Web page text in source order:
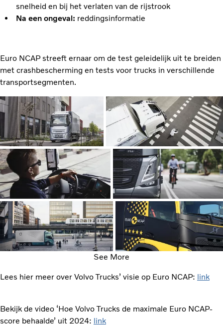
snelheid en bij het verlaten van de rijstrook
Na een ongeval: reddingsinformatie
Euro NCAP streeft ernaar om de test geleidelijk uit te breiden
met crashbescherming en tests voor trucks in verschillende
transportsegmenten.
See More
Lees hier meer over Volvo Trucks’ visie op Euro NCAP: link
Bekijk de video ‘Hoe Volvo Trucks de maximale Euro NCAP-
score behaalde’ uit 2024: link